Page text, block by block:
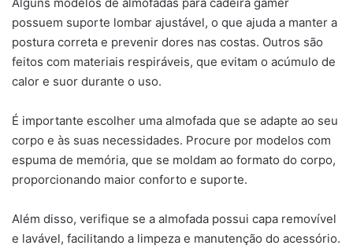
possuem suporte lombar ajustável, o que ajuda a manter a
postura correta e prevenir dores nas costas. Outros são
feitos com materiais respiráveis, que evitam o acúmulo de
calor e suor durante o uso.
É importante escolher uma almofada que se adapte ao seu
corpo e às suas necessidades. Procure por modelos com
espuma de memória, que se moldam ao formato do corpo,
proporcionando maior conforto e suporte.
Além disso, verifique se a almofada possui capa removível
e lavável, facilitando a limpeza e manutenção do acessório.